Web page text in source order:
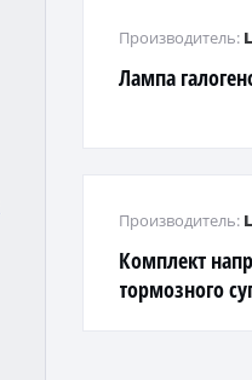
Лампа
Производитель:
Комплект
тормозного
Производитель: